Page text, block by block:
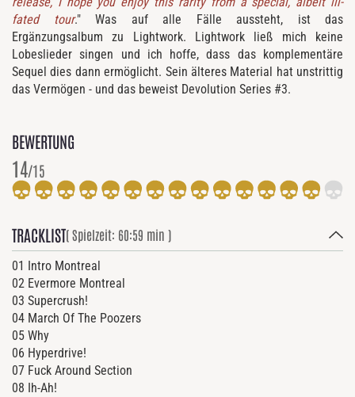
fated tour." Was auf alle Fälle aussteht, ist das
Ergänzungsalbum zu Lightwork. Lightwork ließ mich keine
Lobeslieder singen und ich hoffe, dass das komplementäre
Sequel dies dann ermöglicht. Sein älteres Material hat unstrittig
das Vermögen - und das beweist Devolution Series #3.
BEWERTUNG
14/15
TRACKLIST( Spielzeit: 60:59 min )
01 Intro Montreal
02 Evermore Montreal
03 Supercrush!
04 March Of The Poozers
05 Why
06 Hyperdrive!
07 Fuck Around Section
08 Ih-Ah!